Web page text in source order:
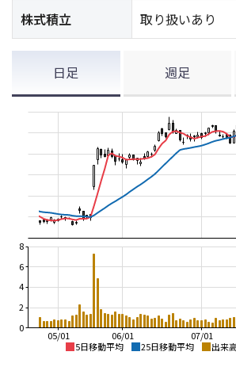
株式積立 取り扱いあり
日足 週足
5日移動平均 25日移動平均 出来
07/01
06/01
05/01
0
2
4
6
8